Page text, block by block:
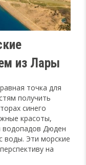
из Лары
точка для
получить
синего
красоты,
водопадов Дюден
воды. Эти морские
на